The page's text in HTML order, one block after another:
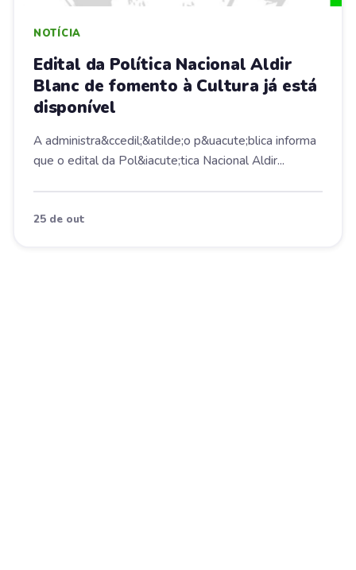
NOTÍCIA
Edital da Política Nacional Aldir
Blanc de fomento à Cultura já está
disponível
A administra&ccedil;&atilde;o p&uacute;blica informa
que o edital da Pol&iacute;tica Nacional Aldir...
25 de out